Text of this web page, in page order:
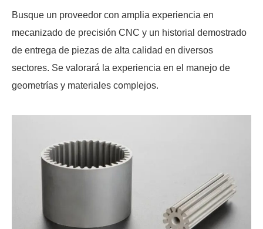
Busque un proveedor con amplia experiencia en
mecanizado de precisión CNC y un historial demostrado
de entrega de piezas de alta calidad en diversos
sectores. Se valorará la experiencia en el manejo de
geometrías y materiales complejos.